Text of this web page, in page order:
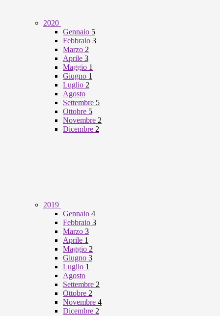
2020
Gennaio 5
Febbraio 3
Marzo 2
Aprile 3
Maggio 1
Giugno 1
Luglio 2
Agosto
Settembre 5
Ottobre 5
Novembre 2
Dicembre 2
2019
Gennaio 4
Febbraio 3
Marzo 3
Aprile 1
Maggio 2
Giugno 3
Luglio 1
Agosto
Settembre 2
Ottobre 2
Novembre 4
Dicembre 2